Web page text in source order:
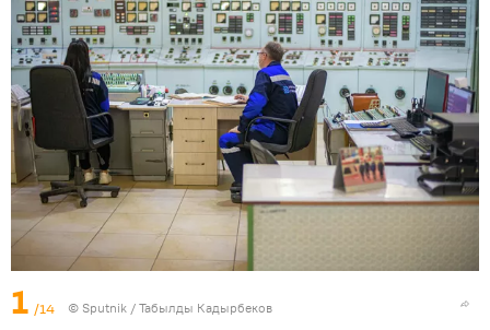
1 /14 © Sputnik / Табылды Кадырбеков